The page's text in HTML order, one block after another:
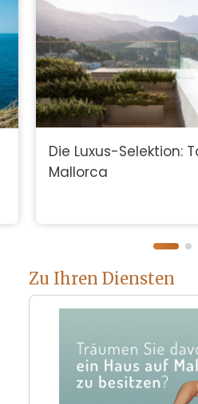
Die Luxus-Selektion:
Mallorca
Zu Ihren Diensten